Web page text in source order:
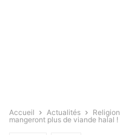
Accueil Actualités Religion
mangeront plus de viande halal !